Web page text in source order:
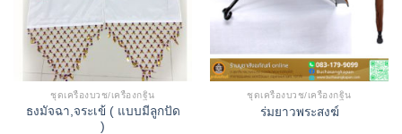
ชุดเครื่องบวช/เครื่องกฐิน
ธงมัจฉา,จระเข้ ( แบบมีลูกปัด
)
ชุดเครื่องบวช/เครื่องกฐิน
ร่มยาวพระสงฆ์